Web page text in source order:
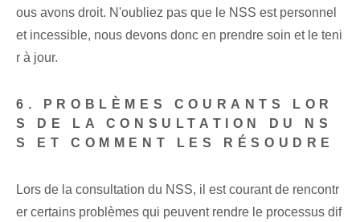
ous avons droit. N'oubliez pas que le NSS ⁣est personnel
et incessible, nous devons donc en prendre soin ⁢et le teni
r à jour.
6. PROBLÈMES COURANTS LOR
S DE LA CONSULTATION DU NS
S ET COMMENT LES RÉSOUDRE
Lors de la consultation du⁢ NSS, il est courant de rencontr
er certains problèmes qui peuvent rendre le processus dif